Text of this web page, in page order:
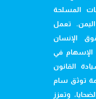
المسلحة
تعمل
الإنسان
الإسهام في
القانون
توثق سام
وتعزز